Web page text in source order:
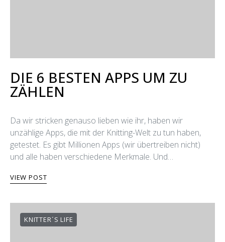
DIE 6 BESTEN APPS UM ZU
ZÄHLEN
Da wir stricken genauso lieben wie ihr, haben wir
unzählige Apps, die mit der Knitting-Welt zu tun haben,
getestet. Es gibt Millionen Apps (wir übertreiben nicht)
und alle haben verschiedene Merkmale. Und…
VIEW POST
KNITTER´S LIFE